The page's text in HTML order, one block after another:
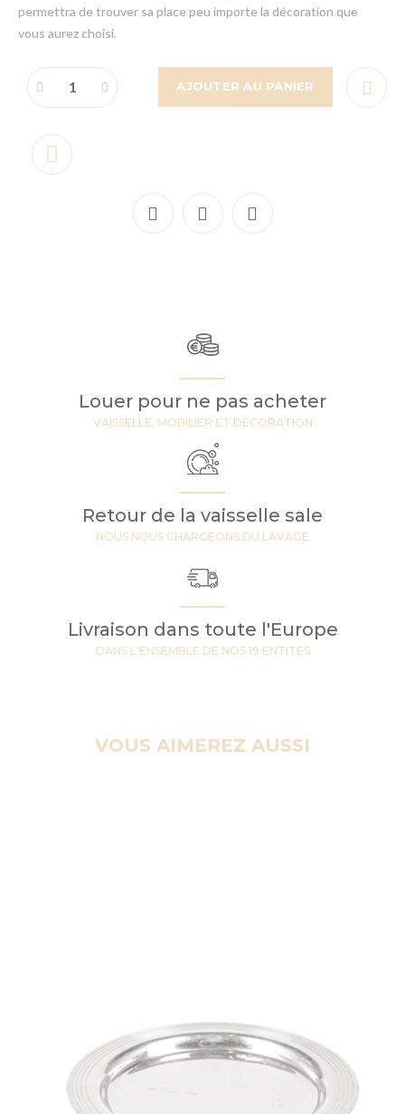
permettra de trouver sa place peu importe la décoration que
vous aurez choisi.
AJOUTER AU PANIER
Louer pour ne pas acheter
VAISSELLE, MOBILIER ET DECORATION
Retour de la vaisselle sale
NOUS NOUS CHARGEONS DU LAVAGE
Livraison dans toute l'Europe
DANS L'ENSEMBLE DE NOS 19 ENTITES
VOUS AIMEREZ AUSSI